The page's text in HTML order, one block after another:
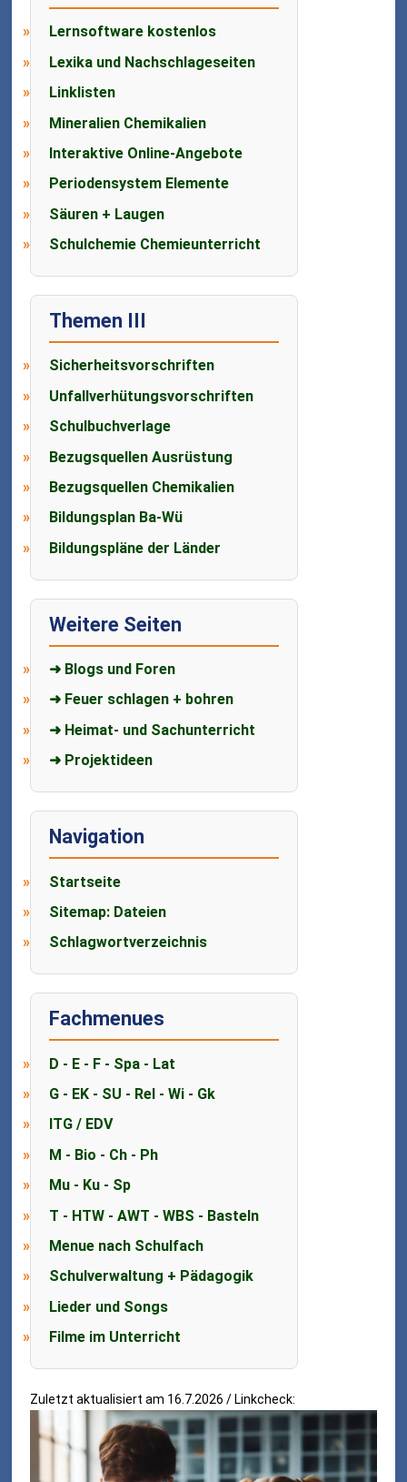
Lernsoftware kostenlos
Lexika und Nachschlageseiten
Linklisten
Mineralien Chemikalien
Interaktive Online-Angebote
Periodensystem Elemente
Säuren + Laugen
Schulchemie Chemieunterricht
Themen III
Sicherheitsvorschriften
Unfallverhütungsvorschriften
Schulbuchverlage
Bezugsquellen Ausrüstung
Bezugsquellen Chemikalien
Bildungsplan Ba-Wü
Bildungspläne der Länder
Weitere Seiten
➜ Blogs und Foren
➜ Feuer schlagen + bohren
➜ Heimat- und Sachunterricht
➜ Projektideen
Navigation
Startseite
Sitemap: Dateien
Schlagwortverzeichnis
Fachmenues
D - E - F - Spa - Lat
G - EK - SU - Rel - Wi - Gk
ITG / EDV
M - Bio - Ch - Ph
Mu - Ku - Sp
T - HTW - AWT - WBS - Basteln
Menue nach Schulfach
Schulverwaltung + Pädagogik
Lieder und Songs
Filme im Unterricht
Zuletzt aktualisiert am 16.7.2026 / Linkcheck: